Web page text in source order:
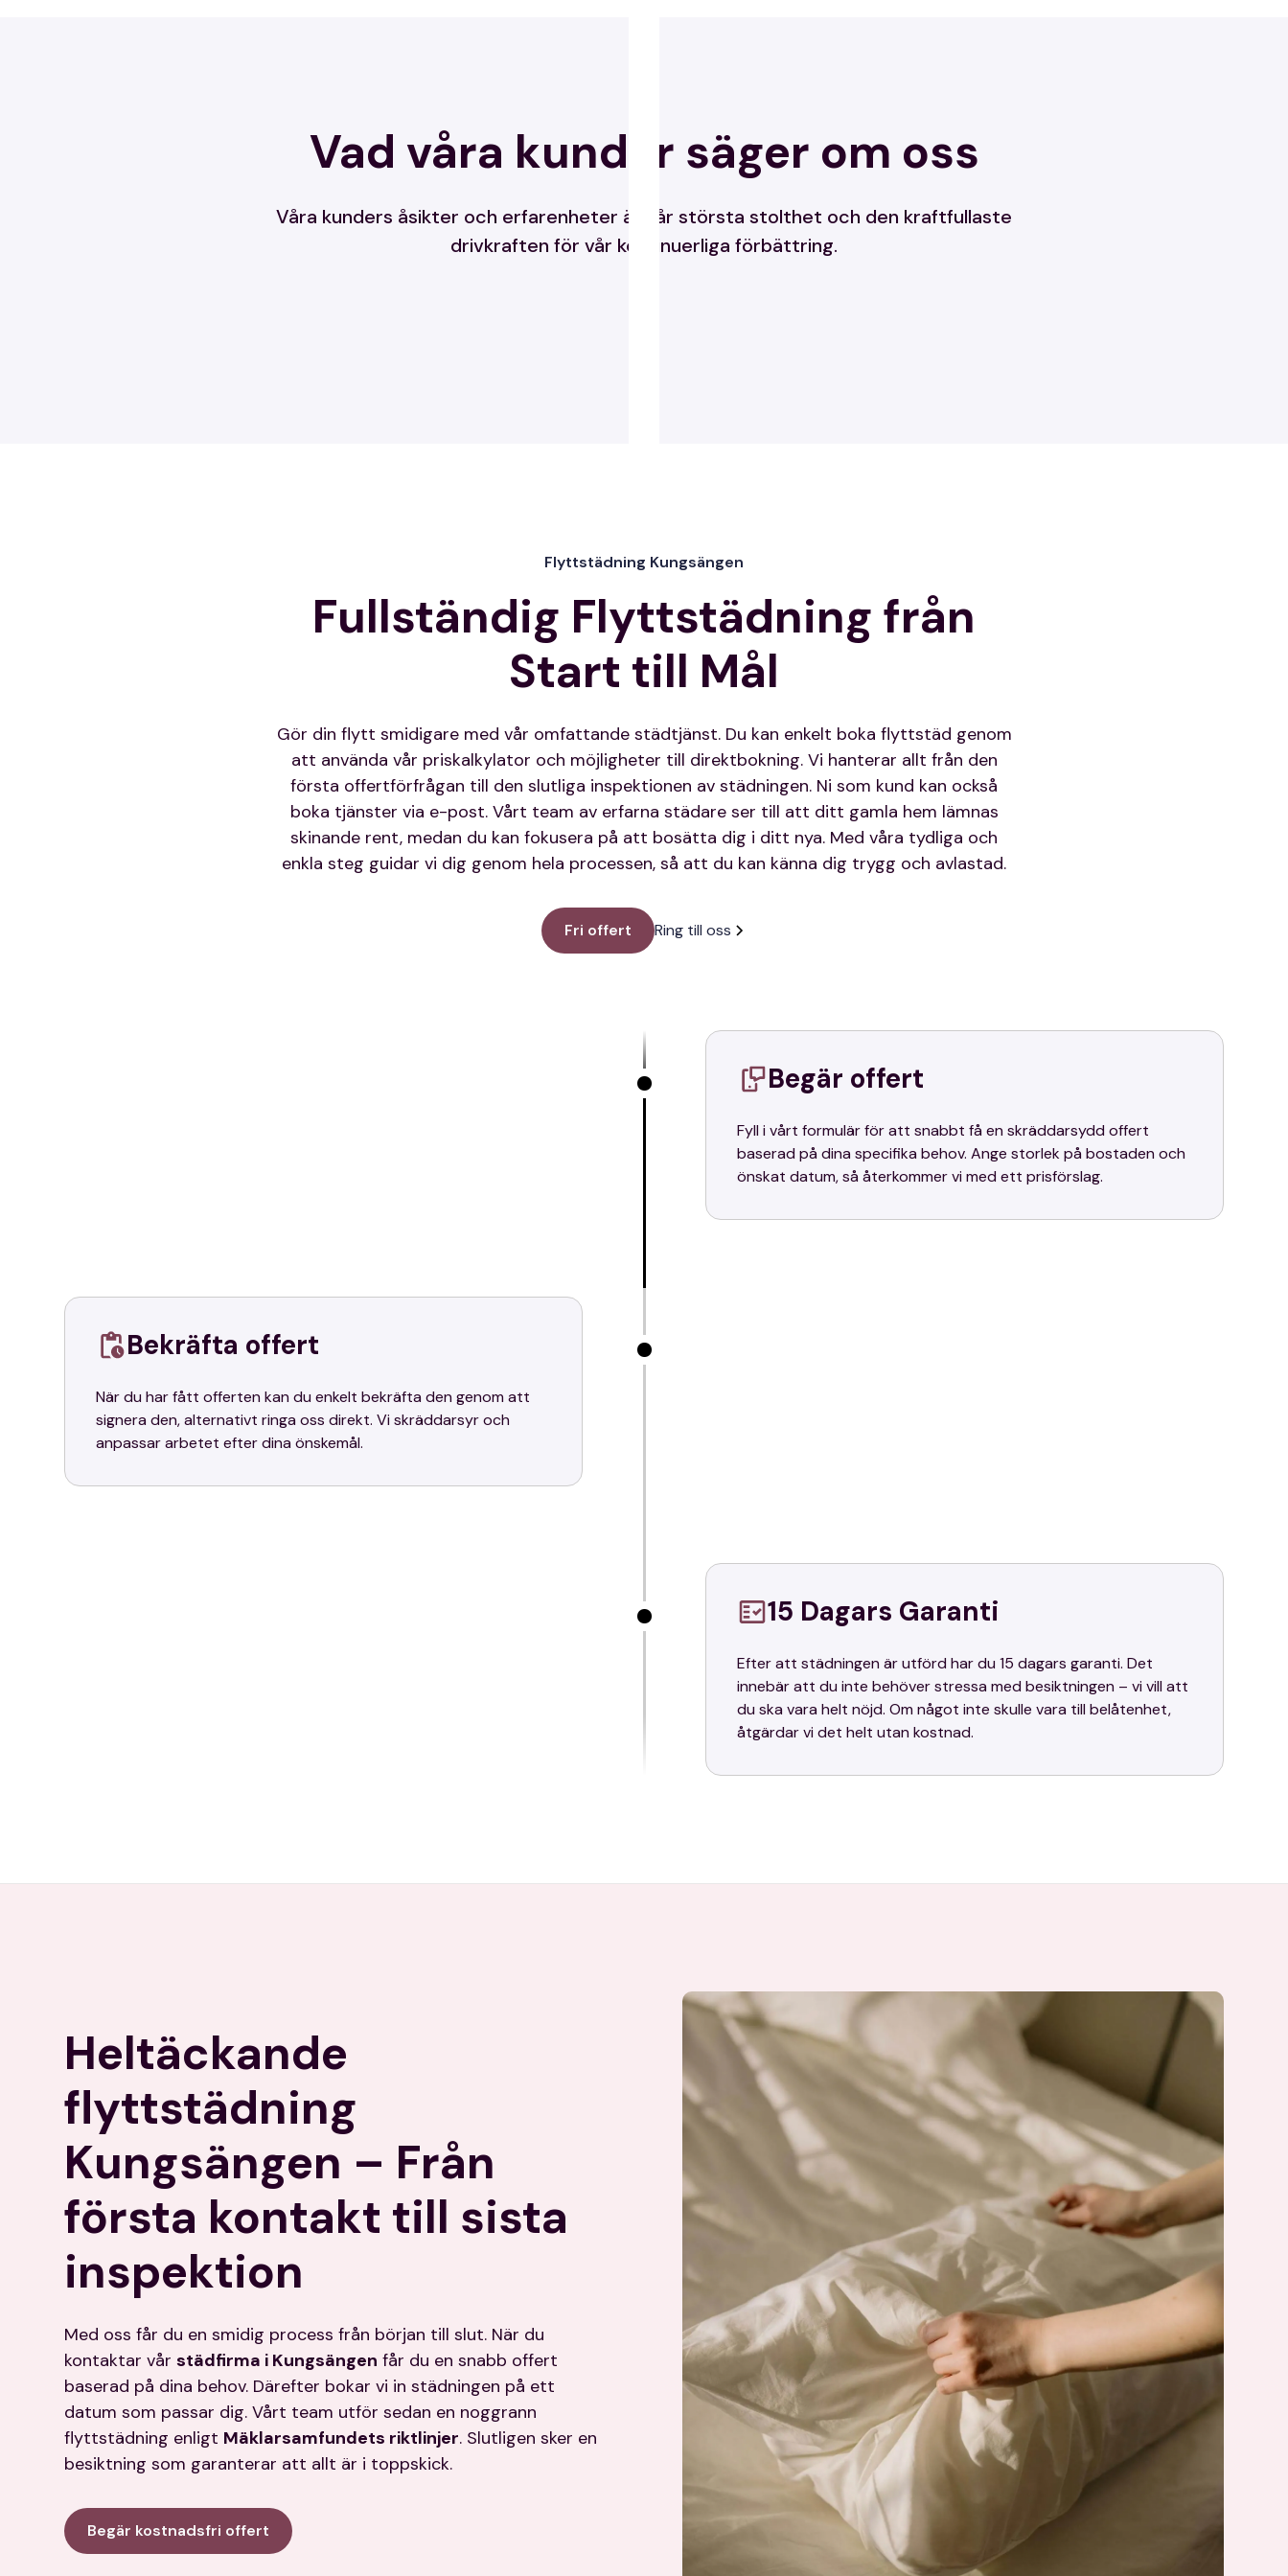
Vad våra kunder säger om oss
Våra kunders åsikter och erfarenheter är vår största stolthet och den kraftfullaste
drivkraften för vår kontinuerliga förbättring.
Flyttstädning Kungsängen
Fullständig Flyttstädning från
Start till Mål
Gör din flytt smidigare med vår omfattande städtjänst. Du kan enkelt boka flyttstäd genom
att använda vår priskalkylator och möjligheter till direktbokning. Vi hanterar allt från den
första offertförfrågan till den slutliga inspektionen av städningen. Ni som kund kan också
boka tjänster via e-post. Vårt team av erfarna städare ser till att ditt gamla hem lämnas
skinande rent, medan du kan fokusera på att bosätta dig i ditt nya. Med våra tydliga och
enkla steg guidar vi dig genom hela processen, så att du kan känna dig trygg och avlastad.
Fri offert Ring till oss
Begär offert
Fyll i vårt formulär för att snabbt få en skräddarsydd offert
baserad på dina specifika behov. Ange storlek på bostaden och
önskat datum, så återkommer vi med ett prisförslag.
Bekräfta offert
När du har fått offerten kan du enkelt bekräfta den genom att
signera den, alternativt ringa oss direkt. Vi skräddarsyr och
anpassar arbetet efter dina önskemål.
15 Dagars Garanti
Efter att städningen är utförd har du 15 dagars garanti. Det
innebär att du inte behöver stressa med besiktningen – vi vill att
du ska vara helt nöjd. Om något inte skulle vara till belåtenhet,
åtgärdar vi det helt utan kostnad.
Heltäckande
flyttstädning
Kungsängen – Från
första kontakt till sista
inspektion
Med oss får du en smidig process från början till slut. När du
kontaktar vårstädfirma i Kungsängen får du en snabb offert
baserad på dina behov. Därefter bokar vi in städningen på ett
datum som passar dig. Vårt team utför sedan en noggrann
flyttstädning enligt Mäklarsamfundets riktlinjer. Slutligen sker en
besiktning som garanterar att allt är i toppskick.
Begär kostnadsfri offert